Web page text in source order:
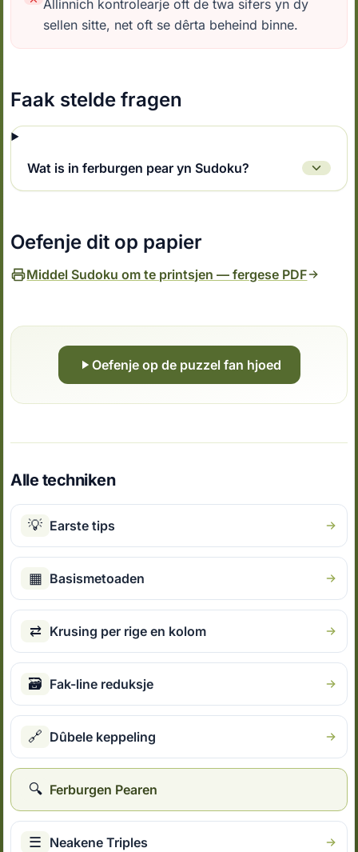
Allinnich kontrolearje oft de twa sifers yn dy
sellen sitte, net oft se dêrta beheind binne.
Faak stelde fragen
Wat is in ferburgen pear yn Sudoku?
Oefenje dit op papier
Middel Sudoku om te printsjen — fergese PDF
Oefenje op de puzzel fan hjoed
Alle techniken
💡 Earste tips
▦ Basismetoaden
⇄ Krusing per rige en kolom
🗃 Fak-line reduksje
🔗 Dûbele keppeling
🔍 Ferburgen Pearen
☰ Neakene Triples